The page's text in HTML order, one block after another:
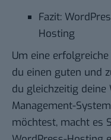
Fazit:
Hosting
Um eine
du einen guten und
du gleichzeitig
Management-System
möchtest, macht es